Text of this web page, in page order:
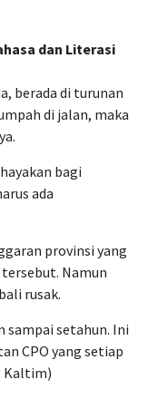
dan Literasi
berada di turunan
di jalan, maka
bagi
ada
provinsi yang
Namun
rusak.
sampai setahun. Ini
CPO yang setiap
Kaltim)